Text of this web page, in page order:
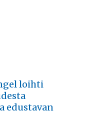
loihti
edustavan